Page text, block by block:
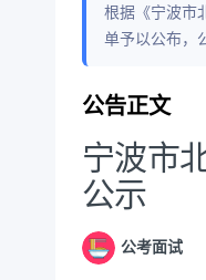
根据《宁波市
单予以公布，
公告正文
宁波市
公示
公考面试